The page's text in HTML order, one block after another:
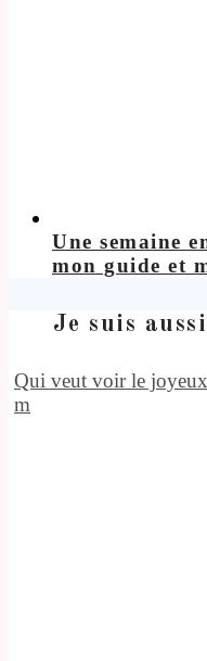
Une semaine
mon guide et
Je suis
Qui veut voir le joyeux
m